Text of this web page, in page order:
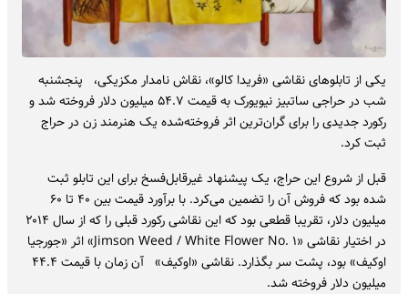
یکی از تابلوهای نقاشی «فریدا کالو»، نقاش نامدار مکزیکی، پنجشنبه
شب در حراجی ساتبیز نیویورک به قیمت ۵۴.۷ میلیون دلار فروخته شد و
رکورد جدیدی را برای گران‌ترین اثر فروخته‌شده یک هنرمند زن در حراج
ثبت کرد.
قبل از شروع این حراج، یک پیشنهاد غیرقابل‌فسخ برای این تابلو ثبت
شده بود که فروش آن را تضمین می‌کرد. با برآورد قیمت بین ۴۰ تا ۶۰
میلیون دلار، تقریبا قطعی بود که این نقاشی رکورد قبلی را که از سال ۲۰۱۴
در اختیار نقاشی «Jimson Weed / White Flower No. ۱» اثر «جورجیا
اوکیف» بود، پشت سر بگذارد. نقاشی «اوکیف» آن زمان با قیمت ۴۴.۴
میلیون دلار فروخته شد.